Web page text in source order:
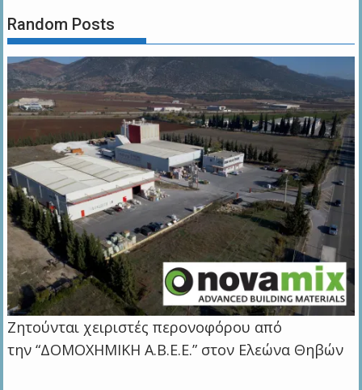
Random Posts
Ζητούνται χειριστές περονοφόρου από
την “ΔΟΜΟΧΗΜΙΚΗ Α.Β.Ε.Ε.” στον Ελεώνα Θηβών